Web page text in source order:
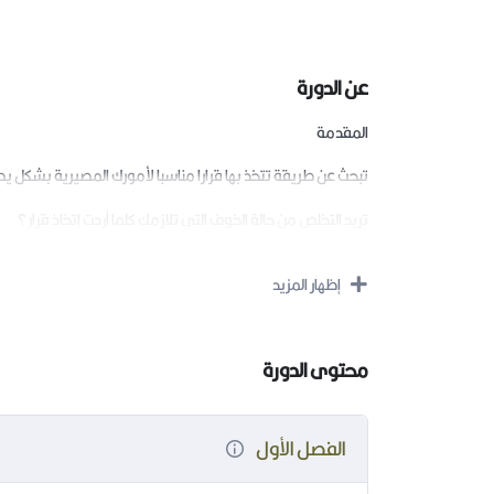
عن الدورة
المقدمة
تبحث عن طريقة تتخذ بها قرارا مناسبا لأمورك المصيرية
تشعر بأنك عالقا
هذه الدورة ستعينك على حل وفك الحيرة وإكتشاف رسالتك
إظهار المزيد
محتوى الدورة
الفصل الأول